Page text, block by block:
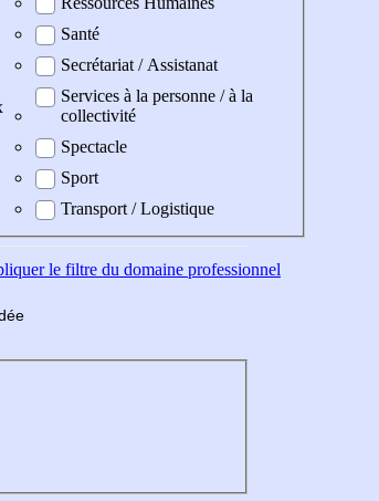
Santé
Secrétariat / Assistanat
Services à la personne / à la
collectivité
Spectacle
Sport
Transport / Logistique
le filtre du domaine professionnel